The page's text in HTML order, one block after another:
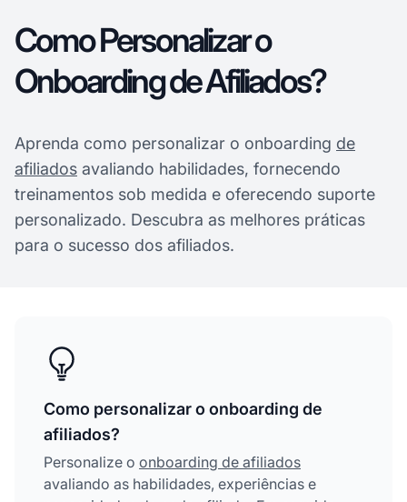
Como Personalizar o
Onboarding de Afiliados?
Aprenda como personalizar o onboarding de
afiliados avaliando habilidades, fornecendo
treinamentos sob medida e oferecendo suporte
personalizado. Descubra as melhores práticas
para o sucesso dos afiliados.
Como personalizar o onboarding de
afiliados?
Personalize o onboarding de afiliados
avaliando as habilidades, experiências e